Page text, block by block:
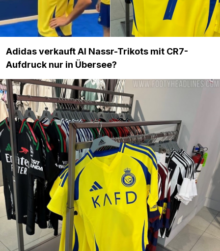
Adidas verkauft Al Nassr-Trikots mit CR7-
Aufdruck nur in Übersee?